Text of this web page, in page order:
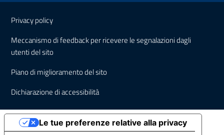
Sezione Link Utili
Privacy policy
Meccanismo di feedback per ricevere le segnalazioni dagli
utenti del sito
Piano di miglioramento del sito
Dichiarazione di accessibilità
Le tue preferenze relative alla privacy